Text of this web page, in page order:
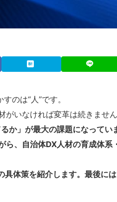
のは“人”です。
いなければ変革は続きません
か」が最大の課題になってい
ら、自治体DX人材の育成体系
具体策を紹介します。最後に